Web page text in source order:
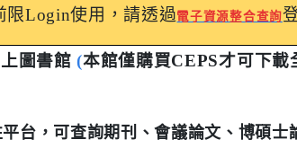
限Login使用，請透過電子資源整合查詢
圖書館 (本館僅購買CEPS才可下載
台，可查詢期刊、會議論文、博碩士